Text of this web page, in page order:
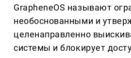
GrapheneOS называют
необоснованными и
целенаправленно
системы и блокирует